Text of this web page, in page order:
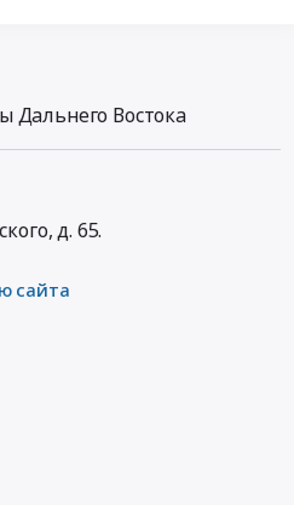
Дальнего Востока
д. 65.
сайта